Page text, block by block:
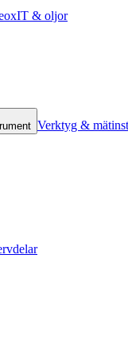
& oljor
Verktyg &